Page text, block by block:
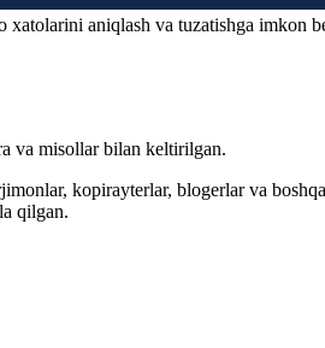
aniqlash va tuzatishga imkon
va misollar bilan keltirilgan.
kopirayterlar, blogerlar va
qilgan.